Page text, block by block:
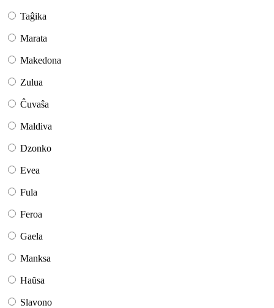
Taĝika
Marata
Makedona
Zulua
Ĉuvaŝa
Maldiva
Dzonko
Evea
Fula
Feroa
Gaela
Manksa
Haŭsa
Slavono